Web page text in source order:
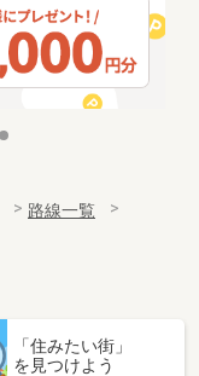
路線一覧
「住みたい街」
を見つけよう